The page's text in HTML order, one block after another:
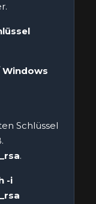
Windows
Schlüssel
.
-i